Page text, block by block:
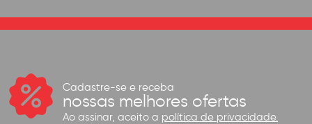
Cadastre-se e receba
nossas melhores ofertas
Ao assinar, aceito a política de privacidade.